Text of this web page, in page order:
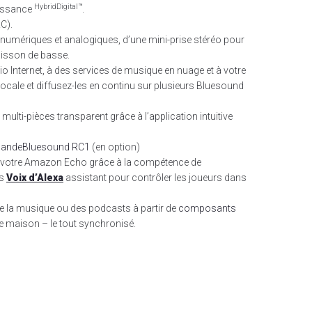
HybridDigital™
et analogiques, d’une mini-prise stéréo pour
de basse.
Internet, à des services de musique en nuage et à votre
et diffusez-les en continu sur plusieurs Bluesound
pièces transparent grâce à l’application intuitive
RC1 (en option)
Amazon Echo grâce à la compétence de
Voix d’Alexa assistant pour contrôler les joueurs dans
la musique ou des podcasts à partir de composants
maison – le tout synchronisé.